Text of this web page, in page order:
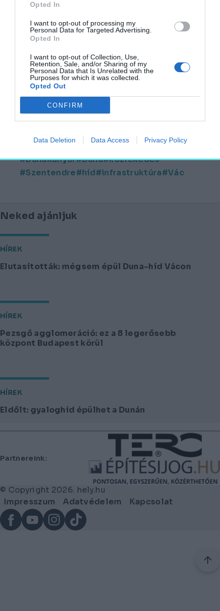
Opted In
I want to opt-out of processing my
Personal Data for Targeted Advertising.
Opted In
I want to opt-out of Collection, Use,
Retention, Sale, and/or Sharing of my
Personal Data that Is Unrelated with the
Purposes for which it was collected.
Opted Out
CONFIRM
Data Deletion Data Access Privacy Policy
falvai között.
Emellett közúti kapcsolat létesülne az M2-es
gyorsforgalmi út és a 11-es főút között. A
kormány azzal indokolja az építkezést, hogy a
Dunán Budapest és Esztergom között nincs
épített átkelési lehetőség, amit orvosolna a
projekt.
Forrás
Fotó: a váci Duna-part (forrás: Wikipedia)
Dunakanyar Duna közlekedés
Szentendre
híd infrastruktúra Vác
Neked ajánljuk
HÍREK
Elutasították: mégsem épül Duna-híd Vácon
HÍREK
Pezsgő agglomeráció: ez a 8 legerősebb
központ Budapest körül
HÍREK
Eldőlt: gyaloghíd épülhet a Dunán
Lábléc
Partnereink:
© Copyright 2026. hely.hu
Lábléc
menü
Impresszum Adatvédelem
Kapcsolat
FacebookYouTubeInstagram